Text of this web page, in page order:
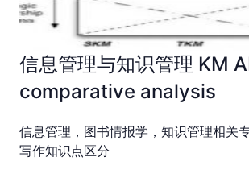
信息管理与知识管理 KM
comparative analysis
信息管理，图书情报学，知识管理相关
写作知识点区分